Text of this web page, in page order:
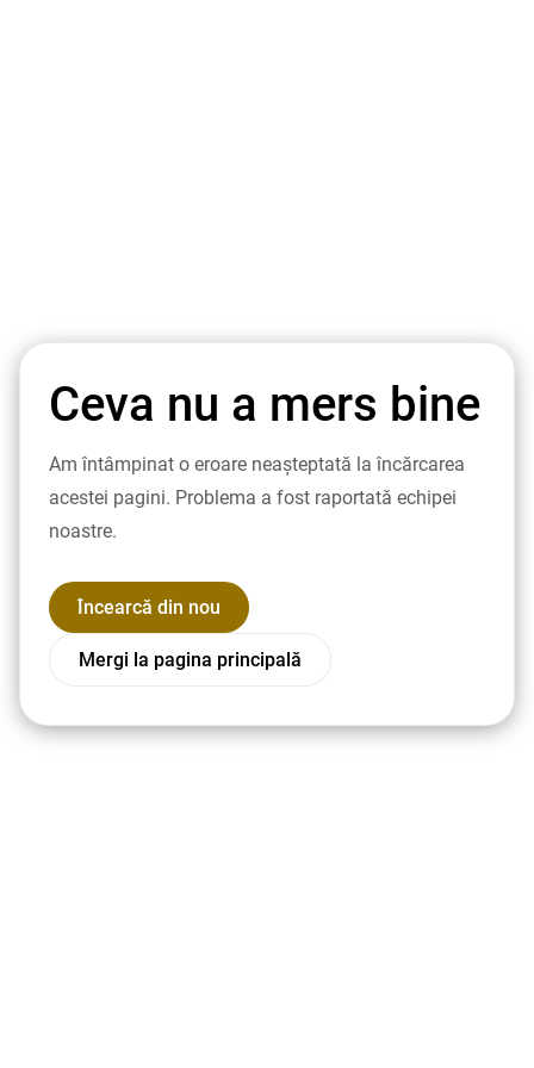
Ceva nu a mers bine
Am întâmpinat o eroare neașteptată la încărcarea
acestei pagini. Problema a fost raportată echipei
noastre.
Încearcă din nou
Mergi la pagina principală